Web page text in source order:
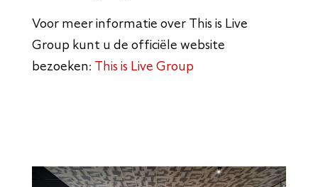
Voor meer informatie over This is Live
Group kunt u de officiële website
bezoeken: This is Live Group